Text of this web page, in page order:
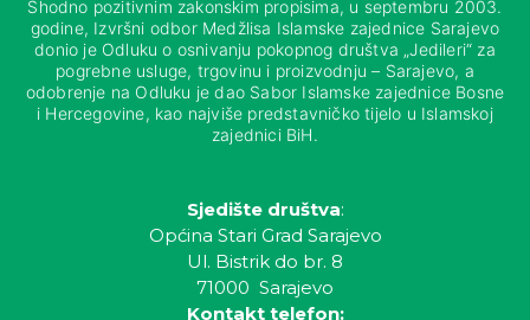
Shodno pozitivnim zakonskim propisima, u septembru 2003.
godine, Izvršni odbor Medžlisa Islamske zajednice Sarajevo
donio je Odluku o osnivanju pokopnog društva „Jedileri“ za
pogrebne usluge, trgovinu i proizvodnju – Sarajevo, a
odobrenje na Odluku je dao Sabor Islamske zajednice Bosne
i Hercegovine, kao najviše predstavničko tijelo u Islamskoj
zajednici BiH.
Sjedište društva:
Općina Stari Grad Sarajevo
Ul. Bistrik do br. 8
71000 Sarajevo
Kontakt telefon: